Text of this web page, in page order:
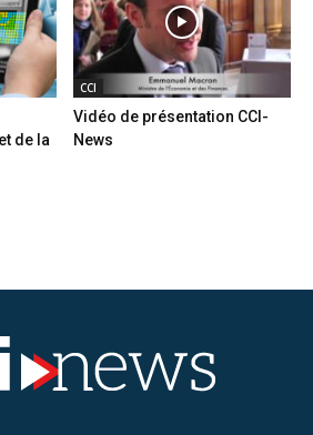
de la
CCI
Vidéo de présentation CCI-
News